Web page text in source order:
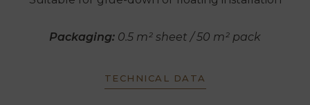
Packaging: 0.5 m² sheet / 50 m² pack
TECHNICAL DATA